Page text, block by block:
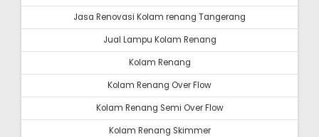
Jasa Renovasi Kolam renang Tangerang
Jual Lampu Kolam Renang
Kolam Renang
Kolam Renang Over Flow
Kolam Renang Semi Over Flow
Kolam Renang Skimmer